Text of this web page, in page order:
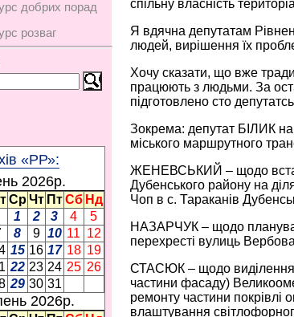
добрих порад
розваг
«РР»:
2026p.
Ср Чт Пт Сб Нд
1
2 3 4
5
8 9 10 11 12
15 16 17 18 19
22 23 24 25 26
29 30 31
2026p.
спільну власність
Я вдячна депутатам
людей, вирішення їх
Хочу сказати, що вже
працюють з людьми. За
підготовлено сто
Зокрема: депутат БІЛИК
міського маршрутного
ЖЕНЕВСЬКИЙ – щодо
Дубенського району на
Чоп в с. Тараканів
НАЗАРЧУК – щодо
перехресті вулиць
СТАСЮК – щодо виділення
частини фасаду)
ремонту частини покрівлі
влаштування